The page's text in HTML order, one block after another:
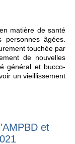
matière de santé
personnes âgées.
touchée par
de nouvelles
général et bucco-
un vieillissement
et